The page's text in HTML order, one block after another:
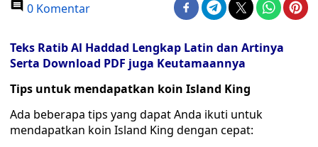
0 Komentar
Teks Ratib Al Haddad Lengkap Latin dan Artinya
Serta Download PDF juga Keutamaannya
Tips untuk mendapatkan koin Island King
Ada beberapa tips yang dapat Anda ikuti untuk
mendapatkan koin Island King dengan cepat: